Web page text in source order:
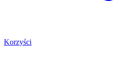
Korzyści